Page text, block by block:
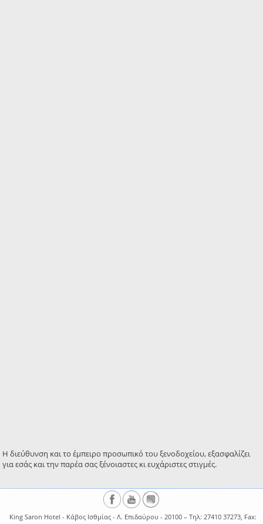
Η διεύθυνση και το έμπειρο προσωπικό του ξενοδοχείου, εξασφαλίζει
για εσάς και την παρέα σας ξένοιαστες κι ευχάριστες στιγμές.
King Saron Hotel - Κάβος Ισθμίας - Λ. Επιδαύρου - 20100 – Τηλ: 27410 37273, Fax: